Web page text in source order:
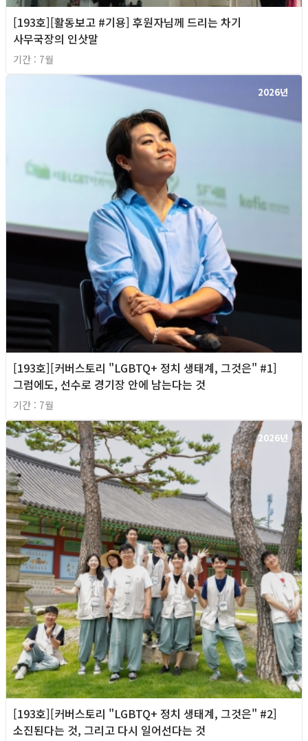
[193호][활동보고 #기용] 후원자님께 드리는 차기
사무국장의 인삿말
기간 : 7월
2026년
[193호][커버스토리 "LGBTQ+ 정치 생태계, 그것은" #1]
그럼에도, 선수로 경기장 안에 남는다는 것
기간 : 7월
2026년
[193호][커버스토리 "LGBTQ+ 정치 생태계, 그것은" #2]
소진된다는 것, 그리고 다시 일어선다는 것